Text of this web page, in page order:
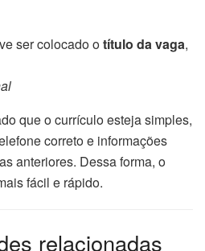
ser colocado otítulo da vaga,
que o currículo esteja simples,
correto e informações
anteriores. Dessa forma, o
fácil e rápido.
relacionadas